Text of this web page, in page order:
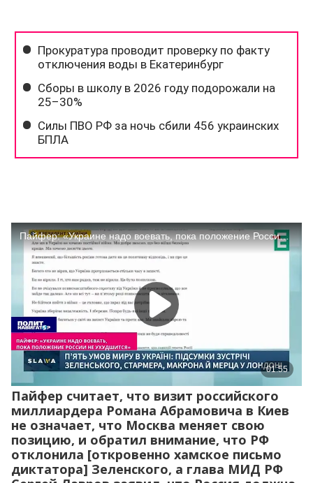
Пайфер считает, что визит российского
миллиардера Романа Абрамовича в Киев
не означает, что Москва меняет свою
позицию, и обратил внимание, что РФ
отклонила [откровенно хамское письмо
диктатора] Зеленского, а глава МИД РФ